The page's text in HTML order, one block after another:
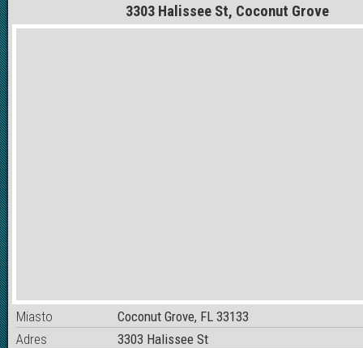
3303 Halissee St, Coconut Grove
Miasto
Coconut Grove, FL 33133
Adres
3303 Halissee St